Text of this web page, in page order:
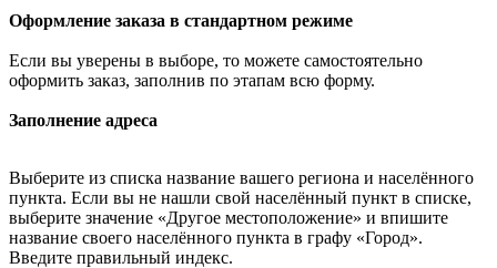
Оформление заказа в стандартном режиме
Если вы уверены в выборе, то можете самостоятельно
оформить заказ, заполнив по этапам всю форму.
Заполнение адреса
Выберите из списка название вашего региона и населённого
пункта. Если вы не нашли свой населённый пункт в списке,
выберите значение «Другое местоположение» и впишите
название своего населённого пункта в графу «Город».
Введите правильный индекс.